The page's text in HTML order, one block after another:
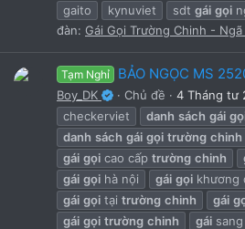
gaito
kynuviet sdt gái gọi
đàn: Gái Gọi Trường Chinh - Ngã
Tạm Nghỉ BẢO NGỌC MS
Boy_DK Chủ đề 4 Tháng tư
checkerviet
danh sách gái
danh sách gái gọi trường chinh
gái gọi cao cấp trường chinh
gái gọi hà nội gái gọi khương
gái gọi tại trường chinh gái
gái gọi trường chinh gái sang